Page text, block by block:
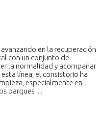
en la recuperación
con un conjunto de
la normalidad y acompañar
línea, el consistorio ha
especialmente en
parques…